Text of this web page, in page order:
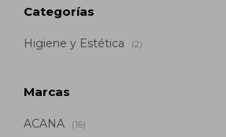
Categorías
Higiene y Estética (2)
Marcas
ACANA (16)